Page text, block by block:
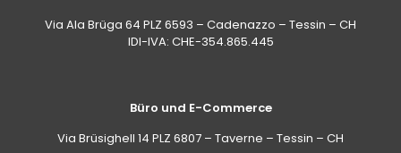
Via Ala Brüga 64 PLZ 6593 – Cadenazzo – Tessin – CH
IDI-IVA: CHE-354.865.445
Büro und E-Commerce
Via Brüsighell 14 PLZ 6807 – Taverne – Tessin – CH